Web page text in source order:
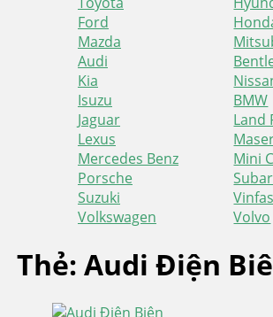
Ford
Mazda
Audi
Kia
Isuzu
BMW
Jaguar
Land
Lexus
Mercedes Benz
Mini
Porsche
Suzuki
Volkswagen
Volvo
Skip
Skip
Thẻ: Audi Điện